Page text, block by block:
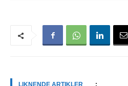
LIKNENDE ARTIKLER :